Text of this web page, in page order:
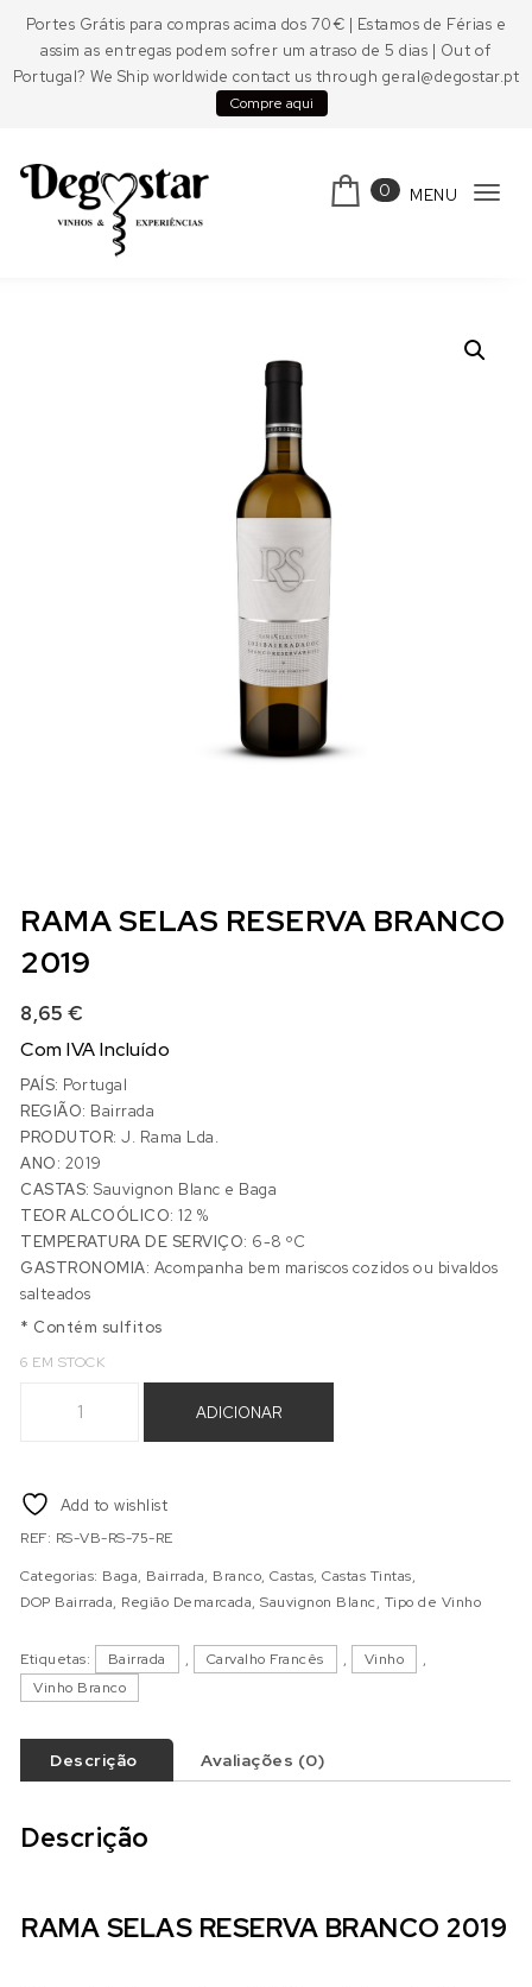
Portes Grátis para compras acima dos 70€ | Estamos de Férias e
assim as entregas podem sofrer um atraso de 5 dias | Out of
Portugal? We Ship worldwide contact us through geral@degostar.pt
Compre aqui
0 MENU
RAMA SELAS RESERVA BRANCO
2019
8,65 €
Com IVA Incluído
PAÍS: Portugal
REGIÃO: Bairrada
PRODUTOR: J. Rama Lda.
ANO: 2019
CASTAS: Sauvignon Blanc e Baga
TEOR ALCOÓLICO:12 %
TEMPERATURA DE SERVIÇO: 6-8 ºC
GASTRONOMIA: Acompanha bem mariscos cozidos ou bivaldos
salteados
* Contém sulfitos
6 EM STOCK
ADICIONAR
Add to wishlist
REF: RS-VB-RS-75-RE
Categorias: Baga, Bairrada, Branco,Castas,Castas Tintas,
DOP Bairrada, Região Demarcada,Sauvignon Blanc, Tipo de Vinho
Etiquetas: Bairrada , Carvalho Francês , Vinho
,
Vinho Branco
Descrição Avaliações (0)
Descrição
RAMA SELAS RESERVA BRANCO 2019